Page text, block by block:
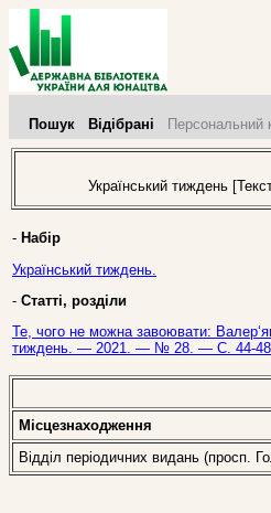
Пошук Відібрані Персональний
Український тиждень
- Набір
Український тиждень.
- Статті, розділи
Те, чого не можна завоювати:
тиждень. — 2021. — № 28. — С. 44-
Місцезнаходження
Відділ періодичних видань (просп.